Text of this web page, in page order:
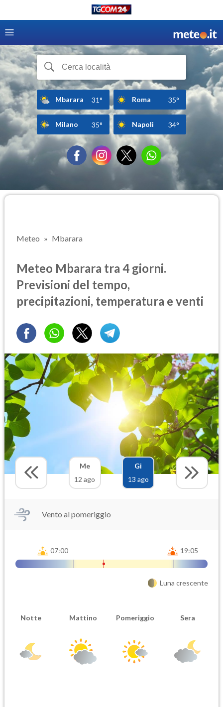
Mbarara 31° Roma 35°
Milano 35° Napoli 34°
Meteo Mbarara
Meteo Mbarara tra 4 giorni.
Previsioni del tempo,
precipitazioni, temperatura e venti
Me
12 ago
Gi
13 ago
Vento al pomeriggio
07:00 19:05
Luna crescente
Notte Mattino Pomeriggio Sera